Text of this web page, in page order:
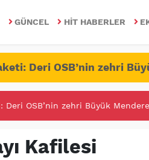
GÜNCEL HIT HABERLER
Deri OSB’nin zehri
FETÖ/PDY İLE YALANDAN
Kafilesi